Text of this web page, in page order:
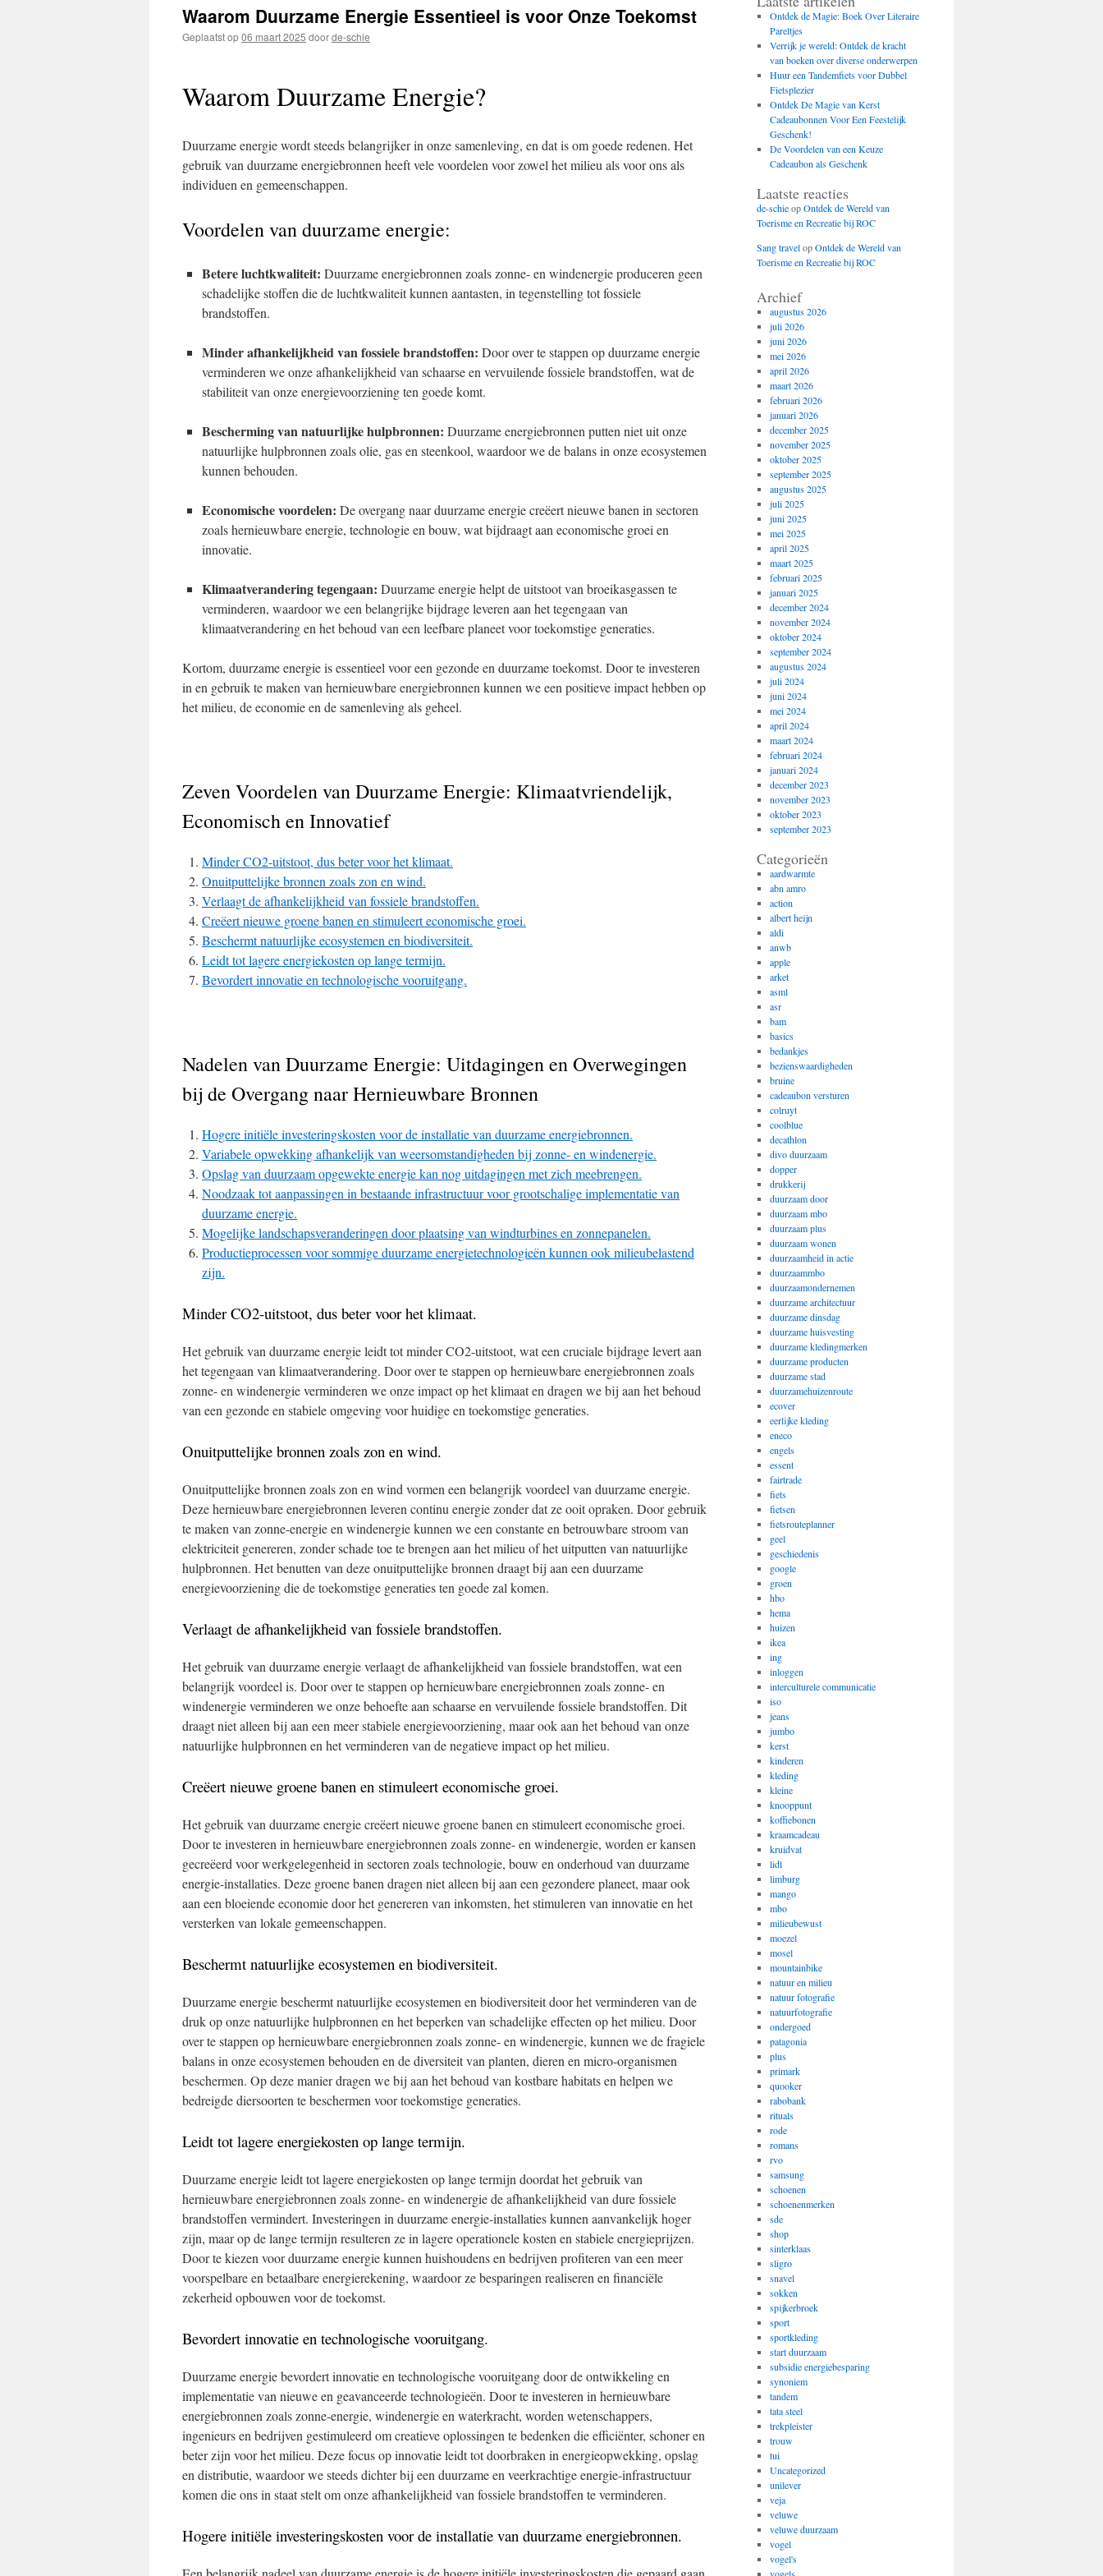
Waarom Duurzame Energie Essentieel is voor Onze Toekomst
Geplaatst op06 maart 2025 doorde-schie
Waarom Duurzame Energie?
Duurzame energie wordt steeds belangrijker in onze samenleving, en dat is om goede redenen. Het
gebruik van duurzame energiebronnen heeft vele voordelen voor zowel het milieu als voor ons als
individuen en gemeenschappen.
Voordelen van duurzame energie:
Betere luchtkwaliteit: Duurzame energiebronnen zoals zonne- en windenergie produceren geen
schadelijke stoffen die de luchtkwaliteit kunnen aantasten, in tegenstelling tot fossiele
brandstoffen.
Minder afhankelijkheid van fossiele brandstoffen: Door over te stappen op duurzame energie
verminderen we onze afhankelijkheid van schaarse en vervuilende fossiele brandstoffen, wat de
stabiliteit van onze energievoorziening ten goede komt.
Bescherming van natuurlijke hulpbronnen: Duurzame energiebronnen putten niet uit onze
natuurlijke hulpbronnen zoals olie, gas en steenkool, waardoor we de balans in onze ecosystemen
kunnen behouden.
Economische voordelen: De overgang naar duurzame energie creëert nieuwe banen in sectoren
zoals hernieuwbare energie, technologie en bouw, wat bijdraagt aan economische groei en
innovatie.
Klimaatverandering tegengaan: Duurzame energie helpt de uitstoot van broeikasgassen te
verminderen, waardoor we een belangrijke bijdrage leveren aan het tegengaan van
klimaatverandering en het behoud van een leefbare planeet voor toekomstige generaties.
Kortom, duurzame energie is essentieel voor een gezonde en duurzame toekomst. Door te investeren
in en gebruik te maken van hernieuwbare energiebronnen kunnen we een positieve impact hebben op
het milieu, de economie en de samenleving als geheel.
Zeven Voordelen van Duurzame Energie: Klimaatvriendelijk,
Economisch en Innovatief
Minder CO2-uitstoot, dus beter voor het klimaat.
Onuitputtelijke bronnen zoals zon en wind.
Verlaagt de afhankelijkheid van fossiele brandstoffen.
Creëert nieuwe groene banen en stimuleert economische groei.
Beschermt natuurlijke ecosystemen en biodiversiteit.
Leidt tot lagere energiekosten op lange termijn.
Bevordert innovatie en technologische vooruitgang.
Nadelen van Duurzame Energie: Uitdagingen en Overwegingen
bij de Overgang naar Hernieuwbare Bronnen
Hogere initiële investeringskosten voor de installatie van duurzame energiebronnen.
Variabele opwekking afhankelijk van weersomstandigheden bij zonne- en windenergie.
Opslag van duurzaam opgewekte energie kan nog uitdagingen met zich meebrengen.
Noodzaak tot aanpassingen in bestaande infrastructuur voor grootschalige implementatie van
duurzame energie.
Mogelijke landschapsveranderingen door plaatsing van windturbines en zonnepanelen.
Productieprocessen voor sommige duurzame energietechnologieën kunnen ook milieubelastend
zijn.
Minder CO2-uitstoot, dus beter voor het klimaat.
Het gebruik van duurzame energie leidt tot minder CO2-uitstoot, wat een cruciale bijdrage levert aan
het tegengaan van klimaatverandering. Door over te stappen op hernieuwbare energiebronnen zoals
zonne- en windenergie verminderen we onze impact op het klimaat en dragen we bij aan het behoud
van een gezonde en stabiele omgeving voor huidige en toekomstige generaties.
Onuitputtelijke bronnen zoals zon en wind.
Onuitputtelijke bronnen zoals zon en wind vormen een belangrijk voordeel van duurzame energie.
Deze hernieuwbare energiebronnen leveren continu energie zonder dat ze ooit opraken. Door gebruik
te maken van zonne-energie en windenergie kunnen we een constante en betrouwbare stroom van
elektriciteit genereren, zonder schade toe te brengen aan het milieu of het uitputten van natuurlijke
hulpbronnen. Het benutten van deze onuitputtelijke bronnen draagt bij aan een duurzame
energievoorziening die de toekomstige generaties ten goede zal komen.
Verlaagt de afhankelijkheid van fossiele brandstoffen.
Het gebruik van duurzame energie verlaagt de afhankelijkheid van fossiele brandstoffen, wat een
belangrijk voordeel is. Door over te stappen op hernieuwbare energiebronnen zoals zonne- en
windenergie verminderen we onze behoefte aan schaarse en vervuilende fossiele brandstoffen. Dit
draagt niet alleen bij aan een meer stabiele energievoorziening, maar ook aan het behoud van onze
natuurlijke hulpbronnen en het verminderen van de negatieve impact op het milieu.
Creëert nieuwe groene banen en stimuleert economische groei.
Het gebruik van duurzame energie creëert nieuwe groene banen en stimuleert economische groei.
Door te investeren in hernieuwbare energiebronnen zoals zonne- en windenergie, worden er kansen
gecreëerd voor werkgelegenheid in sectoren zoals technologie, bouw en onderhoud van duurzame
energie-installaties. Deze groene banen dragen niet alleen bij aan een gezondere planeet, maar ook
aan een bloeiende economie door het genereren van inkomsten, het stimuleren van innovatie en het
versterken van lokale gemeenschappen.
Beschermt natuurlijke ecosystemen en biodiversiteit.
Duurzame energie beschermt natuurlijke ecosystemen en biodiversiteit door het verminderen van de
druk op onze natuurlijke hulpbronnen en het beperken van schadelijke effecten op het milieu. Door
over te stappen op hernieuwbare energiebronnen zoals zonne- en windenergie, kunnen we de fragiele
balans in onze ecosystemen behouden en de diversiteit van planten, dieren en micro-organismen
beschermen. Op deze manier dragen we bij aan het behoud van kostbare habitats en helpen we
bedreigde diersoorten te beschermen voor toekomstige generaties.
Leidt tot lagere energiekosten op lange termijn.
Duurzame energie leidt tot lagere energiekosten op lange termijn doordat het gebruik van
hernieuwbare energiebronnen zoals zonne- en windenergie de afhankelijkheid van dure fossiele
brandstoffen vermindert. Investeringen in duurzame energie-installaties kunnen aanvankelijk hoger
zijn, maar op de lange termijn resulteren ze in lagere operationele kosten en stabiele energieprijzen.
Door te kiezen voor duurzame energie kunnen huishoudens en bedrijven profiteren van een meer
voorspelbare en betaalbare energierekening, waardoor ze besparingen realiseren en financiële
zekerheid opbouwen voor de toekomst.
Bevordert innovatie en technologische vooruitgang.
Duurzame energie bevordert innovatie en technologische vooruitgang door de ontwikkeling en
implementatie van nieuwe en geavanceerde technologieën. Door te investeren in hernieuwbare
energiebronnen zoals zonne-energie, windenergie en waterkracht, worden wetenschappers,
ingenieurs en bedrijven gestimuleerd om creatieve oplossingen te bedenken die efficiënter, schoner en
beter zijn voor het milieu. Deze focus op innovatie leidt tot doorbraken in energieopwekking, opslag
en distributie, waardoor we steeds dichter bij een duurzame en veerkrachtige energie-infrastructuur
komen die ons in staat stelt om onze afhankelijkheid van fossiele brandstoffen te verminderen.
Hogere initiële investeringskosten voor de installatie van duurzame energiebronnen.
Ontdek de Magie: Boek Over Literaire
Pareltjes
Verrijk je wereld: Ontdek de kracht
van boeken over diverse onderwerpen
Huur een Tandemfiets voor Dubbel
Fietsplezier
Ontdek De Magie van Kerst
Cadeaubonnen Voor Een Feestelijk
Geschenk!
De Voordelen van een Keuze
Cadeaubon als Geschenk
Laatste reacties
de-schieopOntdek de Wereld van
Toerisme en Recreatie bij ROC
Sang travelopOntdek de Wereld van
Toerisme en Recreatie bij ROC
Archief
augustus 2026
juli 2026
juni 2026
mei 2026
april 2026
maart 2026
februari 2026
januari 2026
december 2025
november 2025
oktober 2025
september 2025
augustus 2025
juli 2025
juni 2025
mei 2025
april 2025
maart 2025
februari 2025
januari 2025
december 2024
november 2024
oktober 2024
september 2024
augustus 2024
juli 2024
juni 2024
mei 2024
april 2024
maart 2024
februari 2024
januari 2024
december 2023
november 2023
oktober 2023
september 2023
Categorieën
aardwarmte
abn amro
action
albert heijn
aldi
anwb
apple
arket
asml
asr
bam
basics
bedankjes
bezienswaardigheden
bruine
cadeaubon versturen
colruyt
coolblue
decathlon
divo duurzaam
dopper
drukkerij
duurzaam door
duurzaam mbo
duurzaam plus
duurzaam wonen
duurzaamheid in actie
duurzaammbo
duurzaamondernemen
duurzame architectuur
duurzame dinsdag
duurzame huisvesting
duurzame kledingmerken
duurzame producten
duurzame stad
duurzamehuizenroute
ecover
eerlijke kleding
eneco
engels
essent
fairtrade
fiets
fietsen
fietsrouteplanner
geel
geschiedenis
google
groen
hbo
hema
huizen
ikea
ing
inloggen
interculturele communicatie
iso
jeans
jumbo
kerst
kinderen
kleding
kleine
knooppunt
koffiebonen
kraamcadeau
kruidvat
lidl
limburg
mango
mbo
milieubewust
moezel
mosel
mountainbike
natuur en milieu
natuur fotografie
natuurfotografie
ondergoed
patagonia
plus
primark
quooker
rabobank
rituals
rode
romans
rvo
samsung
schoenen
schoenenmerken
sde
shop
sinterklaas
sligro
snavel
sokken
spijkerbroek
sport
sportkleding
start duurzaam
subsidie energiebesparing
synoniem
tandem
tata steel
trekpleister
trouw
tui
Uncategorized
unilever
veja
veluwe
veluwe duurzaam
vogel
vogel's